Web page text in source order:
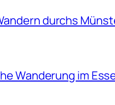
durchs
Wanderung im